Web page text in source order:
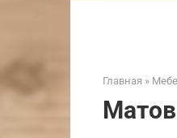
Главная »